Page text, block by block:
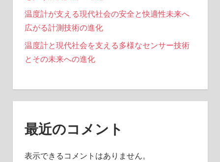
温度計が支える現代社会の安全と快適性未来へ
広がる計測技術の進化
温度計と現代社会を支える多様なセンサー技術
とその未来への進化
最近のコメント
表示できるコメントはありません。